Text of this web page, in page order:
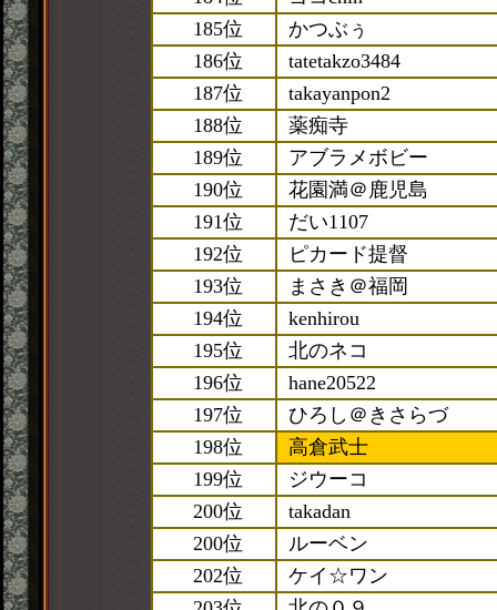
185位
かつぶぅ
186位
tatetakzo3484
187位
takayanpon2
188位
薬痴寺
189位
アブラメボビー
190位
花園満＠鹿児島
191位
だい1107
192位
ピカード提督
193位
まさき＠福岡
194位
kenhirou
195位
北のネコ
196位
hane20522
197位
ひろし＠きさらづ
198位
高倉武士
199位
ジウーコ
200位
takadan
200位
ルーベン
202位
ケイ☆ワン